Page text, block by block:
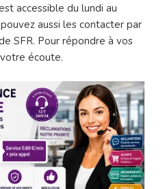
accessible du lundi au
aussi les contacter par
SFR. Pour répondre à vos
écoute.